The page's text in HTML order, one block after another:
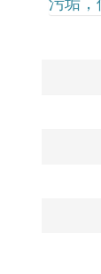
污垢，